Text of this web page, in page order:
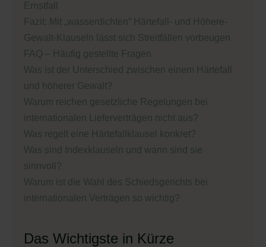
Ernstfall
Fazit: Mit „wasserdichten“ Härtefall- und Höhere-
Gewalt-Klauseln lässt sich Streitfällen vorbeugen
FAQ – Häufig gestellte Fragen
Was ist der Unterschied zwischen einem Härtefall
und höherer Gewalt?
Warum reichen gesetzliche Regelungen bei
internationalen Lieferverträgen nicht aus?
Was regelt eine Härtefallklausel konkret?
Was sind Indexklauseln und wann sind sie
sinnvoll?
Warum ist die Wahl des Schiedsgerichts bei
internationalen Verträgen so wichtig?
Das Wichtigste in Kürze